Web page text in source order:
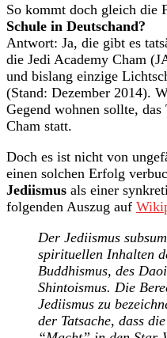
So kommt doch gleich die
Schule in Deutschand?
Antwort: Ja, die gibt es
die Jedi Academy Cham
und bislang einzige
(Stand: Dezember 2014).
Gegend wohnen sollte,
Cham statt.
Doch es ist nicht von
einen solchen Erfolg
Jediismus als einer
folgenden Auszug auf
Der Jediismus
spirituellen Inhalten
Buddhismus, des
Shintoismus. Die
Jediismus zu
der Tatsache, dass